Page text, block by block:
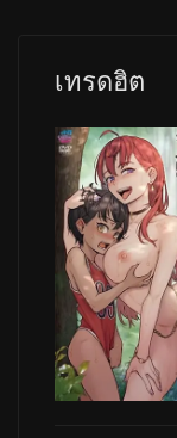
เทรดฮิต